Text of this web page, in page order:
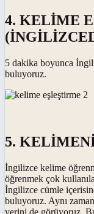
4. KELİME
5 dakika boyunca
buluyoruz.
5.
İngilizce kelime
öğrenmek çok
İngilizce cümle
buluyoruz. Aynı
yerini de görüyoruz.